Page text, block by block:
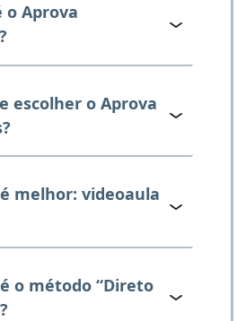
o Aprova
escolher o Aprova
melhor: videoaula
o método “Direto